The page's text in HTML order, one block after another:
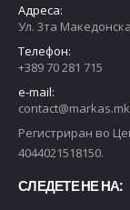
Адреса:
Ул. 3та
Телефон:
+389 70 281 715
e-mail:
contact@markas.mk
Регистриран во
4044021518150.
СЛЕДЕТЕ НЕ НА: